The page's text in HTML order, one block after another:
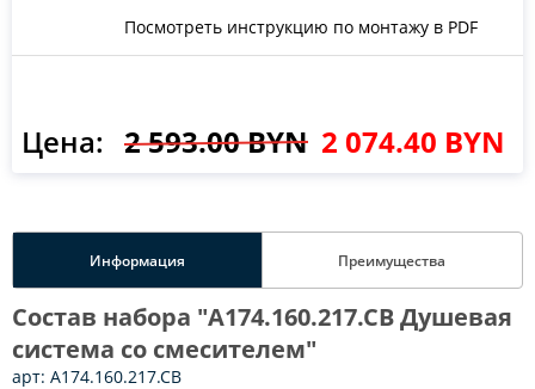
Посмотреть инструкцию по монтажу в PDF
Цена: 2 593.00 BYN 2 074.40 BYN
Информация Преимущества
Состав набора "A174.160.217.CB Душевая
система со смесителем"
арт: A174.160.217.CB